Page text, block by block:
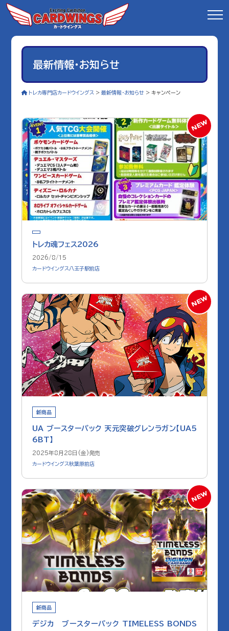
最新情報・お知らせ
トレカ専門店カードウイングス >最新情報・お知らせ >キャンペーン
トレカ魂フェス2026
2026/8/15
カードウイングス八王子駅前店
新商品
UA ブースターパック 天元突破グレンラガン【UA5
6BT】
2025年8月28日(金)発売
カードウイングス秋葉原前店
新商品
デジカ ブースターパック TIMELESS BONDS